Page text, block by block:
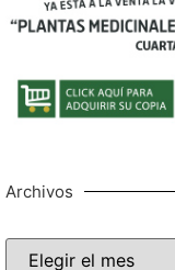
Archivos